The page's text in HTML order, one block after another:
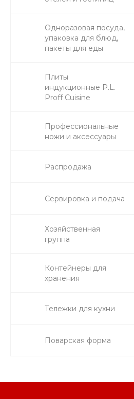
Одноразовая посуда,
упаковка для блюд,
пакеты для еды
Плиты
индукционные P.L.
Proff Cuisine
Профессиональные
ножи и аксессуары
Распродажа
Сервировка и подача
Хозяйственная
группа
Контейнеры для
хранения
Тележки для кухни
Поварская форма